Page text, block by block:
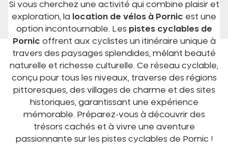
Si vous cherchez une activité qui combine plaisir et
exploration, la
location de vélos à Pornic est une
option incontournable. Les pistes cyclables de
Pornic offrent aux cyclistes un itinéraire unique à
travers des paysages splendides, mêlant beauté
naturelle et richesse culturelle. Ce réseau cyclable,
conçu pour tous les niveaux, traverse des régions
pittoresques, des villages de charme et des sites
historiques, garantissant une expérience
mémorable. Préparez-vous à découvrir des
trésors cachés et à vivre une aventure
passionnante sur les pistes cyclables de Pornic !